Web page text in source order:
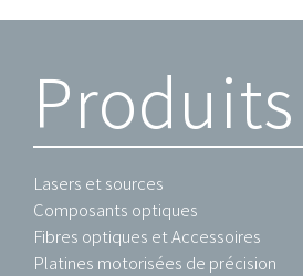
Produits
Lasers et sources
Composants optiques
Fibres optiques et Accessoires
Platines motorisées de précision